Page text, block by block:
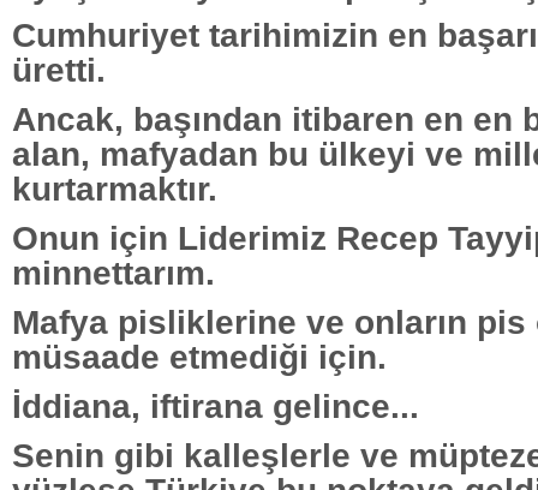
Cumhuriyet tarihimizin en
üretti.
Ancak, başından itibaren en en
alan, mafyadan bu ülkeyi ve
kurtarmaktır.
Onun için Liderimiz Recep
minnettarım.
Mafya pisliklerine ve onların pis
müsaade etmediği için.
İddiana, iftirana gelince...
Senin gibi kalleşlerle ve